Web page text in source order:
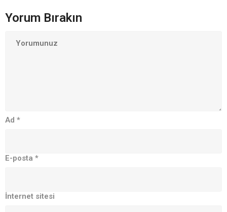
Yorum Bırakın
Ad *
E-posta *
İnternet sitesi